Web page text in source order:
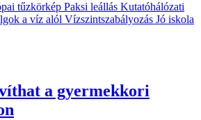
tűzkörkép Paksi leállás Kutatóhálózati
a víz alól Vízszintszabályozás Jó iskola
a gyermekkori